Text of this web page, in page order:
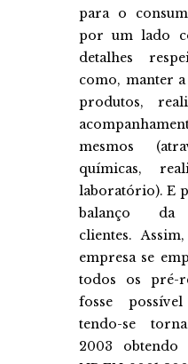
para o
por um lado
detalhes
como, manter
produtos,
mesmos
químicas,
laboratório). E
balanço da
clientes.
empresa se
todos os pré-
fosse
tendo-se
2003 obtendo